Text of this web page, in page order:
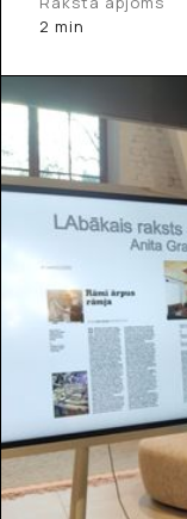
2 min